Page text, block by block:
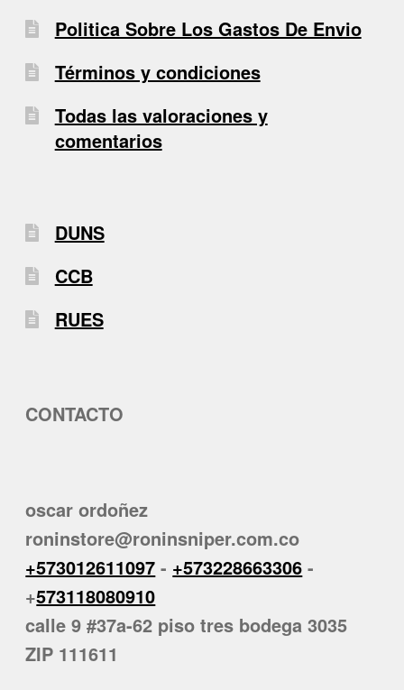
Politica Sobre Los Gastos De Envio
Términos y condiciones
Todas las valoraciones y
comentarios
DUNS
CCB
RUES
CONTACTO
oscar ordoñez
roninstore@roninsniper.com.co
+573012611097 - +573228663306 -
+573118080910
calle 9 #37a-62 piso tres bodega 3035
ZIP 111611